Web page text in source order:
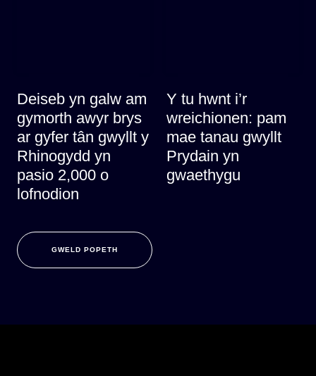
Deiseb yn galw am
gymorth awyr brys
ar gyfer tân gwyllt y
Rhinogydd yn
pasio 2,000 o
lofnodion
Y tu hwnt i’r
wreichionen: pam
mae tanau gwyllt
Prydain yn
gwaethygu
GWELD POPETH